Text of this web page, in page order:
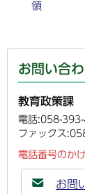
領
お問い合
教育政策課
電話:058-393-
ファックス
電話番号のか
お問